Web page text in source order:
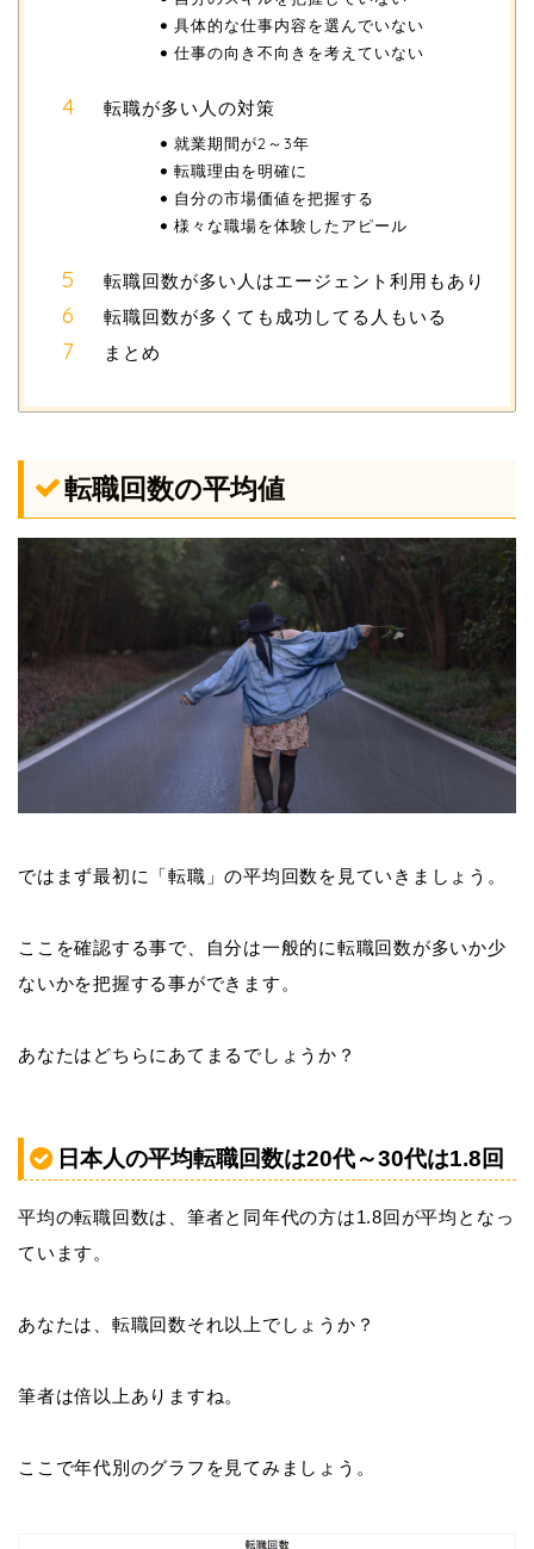
具体的な仕事内容を選んでいない
仕事の向き不向きを考えていない
転職が多い人の対策
就業期間が2～3年
転職理由を明確に
自分の市場価値を把握する
様々な職場を体験したアピール
転職回数が多い人はエージェント利用もあり
転職回数が多くても成功してる人もいる
まとめ
転職回数の平均値
ではまず最初に「転職」の平均回数を見ていきましょう。
ここを確認する事で、自分は一般的に転職回数が多いか少
ないかを把握する事ができます。
あなたはどちらにあてまるでしょうか？
日本人の平均転職回数は20代～30代は1.8回
平均の転職回数は、筆者と同年代の方は1.8回が平均となっ
ています。
あなたは、転職回数それ以上でしょうか？
筆者は倍以上ありますね。
ここで年代別のグラフを見てみましょう。